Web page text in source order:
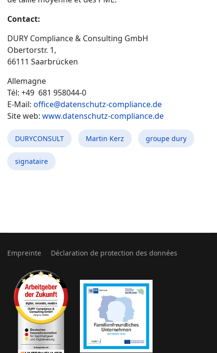
Contact:
DURY Compliance & Consulting GmbH
Obertorstr. 1,
66111 Saarbrücken
Allemagne
Tél: +49 681 958044-0
E-Mail: office@datenschutz-compliance.de
Site web: www.datenschutz-compliance.de
DURYCONSULT Martin Kerz groupe dury
signataire
Empreinte Déclaration de protection des données